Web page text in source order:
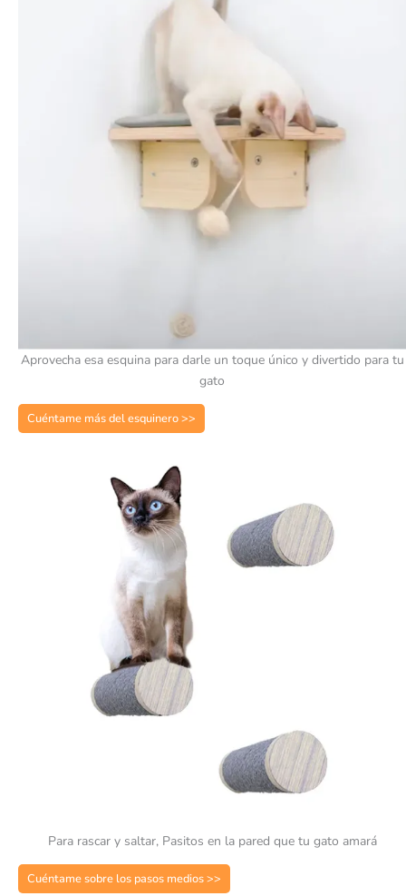
Aprovecha esa esquina para darle un toque único y divertido para tu
gato
Cuéntame más del esquinero >>
Para rascar y saltar, Pasitos en la pared que tu gato amará
Cuéntame sobre los pasos medios >>